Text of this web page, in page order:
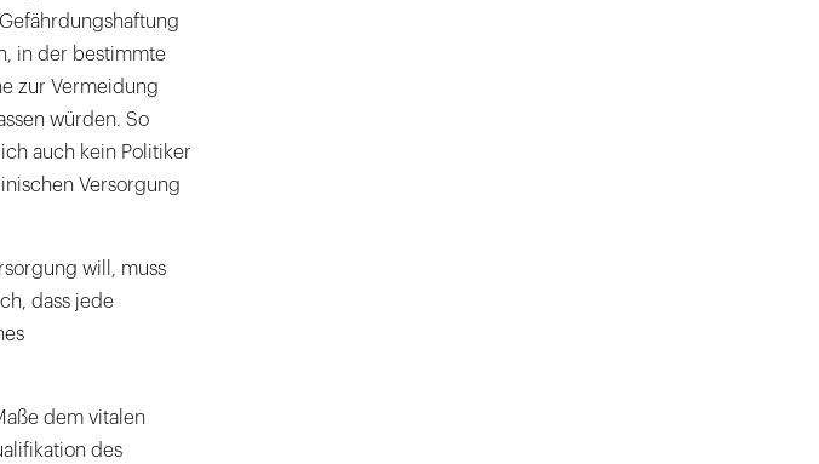
in der bestimmte
zur Vermeidung
würden. So
auch kein Politiker
Versorgung
will, muss
dass jede
dem vitalen
des